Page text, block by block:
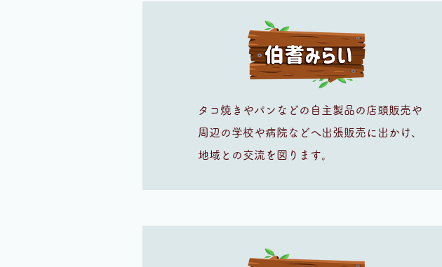
タコ焼きやパンなどの自主製品の店頭販売や
周辺の学校や病院などへ出張販売に出かけ、
地域との交流を図ります。